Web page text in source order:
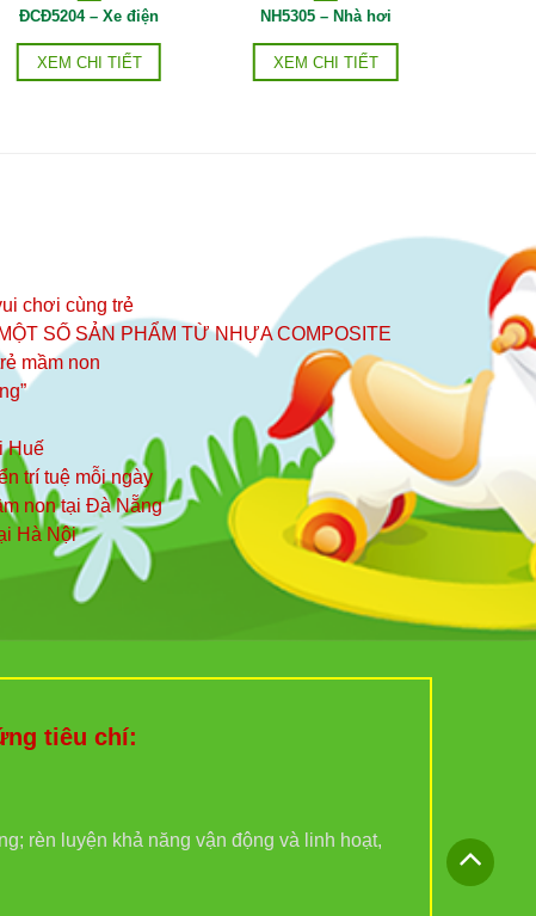
ĐCĐ5204 – Xe điện
XEM CHI TIẾT
NH5305 – Nhà hơi
XEM CHI TIẾT
chơi cùng trẻ
SỐ SẢN PHẨM TỪ NHỰA COMPOSITE
mầm non
Huế
trí tuệ mỗi ngày
non tại Đà Nẵng
Hà Nội
tiêu chí:
rèn luyện khả năng vận động và linh hoạt,